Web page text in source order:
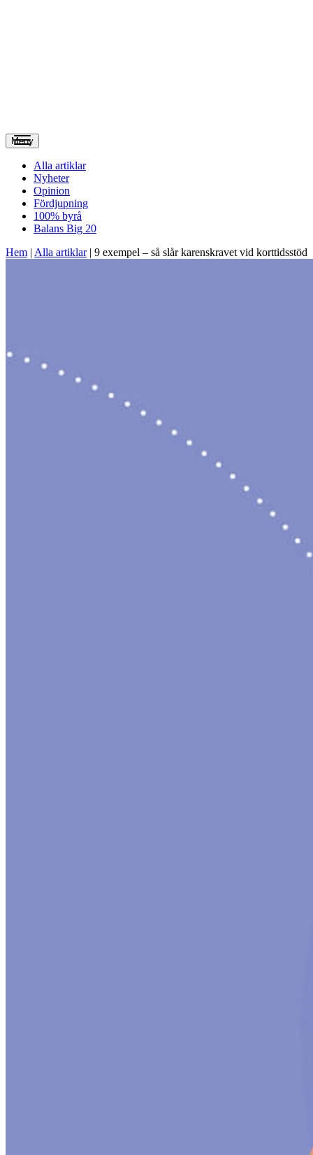
Meny
Alla artiklar
Nyheter
Opinion
Fördjupning
100% byrå
Balans Big 20
Hem | Alla artiklar| 9 exempel – så slår karenskravet vid korttidsstöd